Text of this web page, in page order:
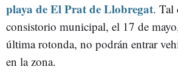
playa de El Prat de Llobregat. Tal
consistorio municipal, el 17 de
última rotonda, no podrán entrar
en la zona.